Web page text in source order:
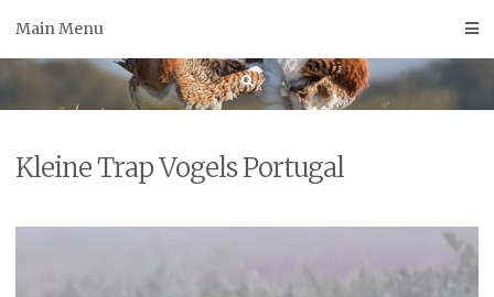
Main Menu
Kleine Trap Vogels Portugal